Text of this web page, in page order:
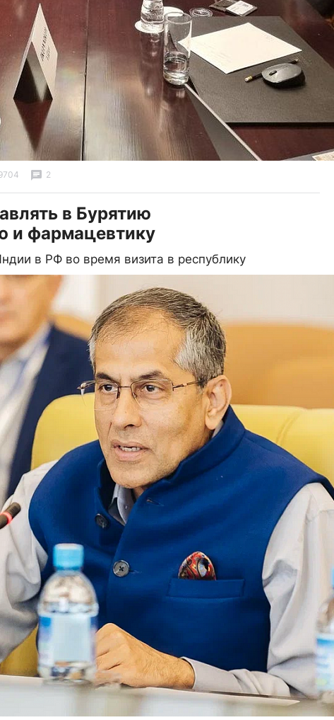
2
в Бурятию
и фармацевтику
в РФ во время визита в республику